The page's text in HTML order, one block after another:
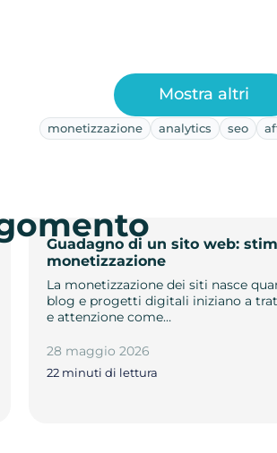
monetizzazione analytics seo
Guadagno di un sito web:
monetizzazione
La monetizzazione dei siti nasce
blog e progetti digitali iniziano a
e attenzione come…
28 maggio 2026
22 minuti di lettura
Mostra altri